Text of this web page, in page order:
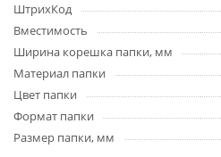
ШтрихКод
Вместимость
Ширина корешка папки, мм
Материал папки
Цвет папки
Формат папки
Размер папки, мм